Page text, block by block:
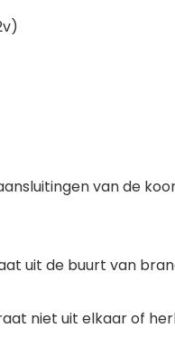
van de
uit de buurt van
niet uit elkaar of